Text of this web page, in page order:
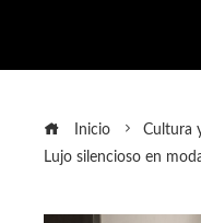
Inicio
Cultura
Lujo silencioso en